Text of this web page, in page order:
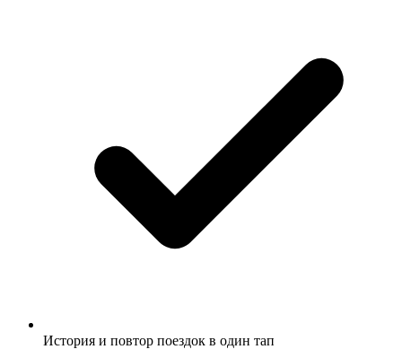
История и повтор поездок в один тап